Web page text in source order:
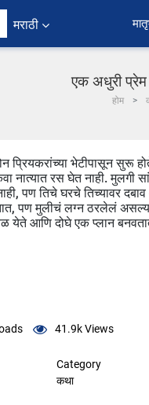
मराठी
एक अधुरी प्रेम
होम
भेटीपासून सुरू
नात्यात रस घेत नाही.
पण तिचे घरचे तिच्यावर
पण मुलीचं लग्न ठरलेलं
येते आणि दोघे एक प्लान
41.9kViews
Category
कथा